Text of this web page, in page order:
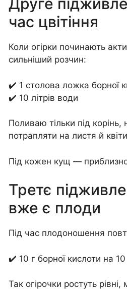
Друге
час цвітіння
Коли огірки починають
сильніший розчин:
✔️ 1 столова ложка борної
✔️ 10 літрів води
Поливаю тільки під
потрапляти на листя й
Під кожен кущ — приблизно
Третє
вже є плоди
Під час плодоношення
✔️ 10 г борної кислоти на 10
Так огірочки ростуть рівні,